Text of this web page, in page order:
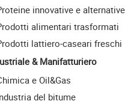
innovative e alternative
alimentari trasformati
lattiero-caseari freschi
& Manifatturiero
e Oil&Gas
del bitume